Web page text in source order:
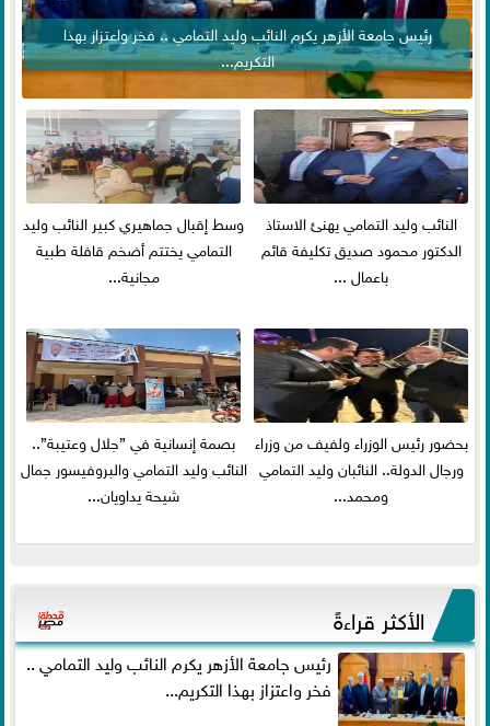
رئيس جامعة الأزهر يكرم النائب وليد التمامي .. فخر واعتزاز بهذا
التكريم...
النائب وليد التمامي يهنئ الاستاذ
الدكتور محمود صديق تكليفة قائم
باعمال ...
وسط إقبال جماهيري كبير النائب وليد
التمامي يختتم أضخم قافلة طبية
مجانية...
بحضور رئيس الوزراء ولفيف من وزراء
ورجال الدولة.. النائبان وليد التمامي
ومحمد...
بصمة إنسانية في ”جلال وعتيبة”..
النائب وليد التمامي والبروفيسور جمال
شيحة يداويان...
الأكثر قراءةً
رئيس جامعة الأزهر يكرم النائب وليد التمامي ..
فخر واعتزاز بهذا التكريم...